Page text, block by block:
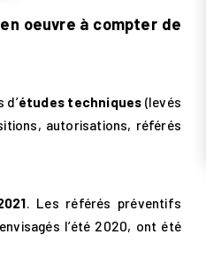
oeuvre à compter de
d’études techniques (levés
autorisations, référés
. Les référés préventifs
l’été 2020, ont été